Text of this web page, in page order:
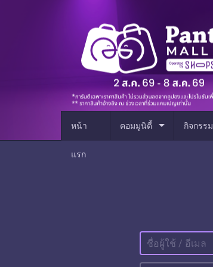
หน้า
แรก
คอมมูนิตี้ arrow_drop_down กิจกรรม